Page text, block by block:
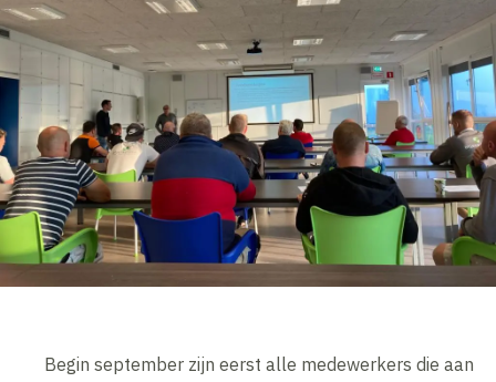
Begin september zijn eerst alle medewerkers die aan